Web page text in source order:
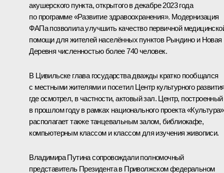
акушерского пункта, открытого в декабре 2023 года
по программе «Развитие здравоохранения». Модернизация
ФАПа позволила улучшить качество первичной
помощи для жителей населённых пунктов Рындино и Новая
Деревня численностью более 740 человек.
В Цивильске глава государства дважды кратко пообщался
с местными жителями и посетил Центр культурного
где осмотрел, в частности, актовый зал. Центр, построенный
в прошлом году в рамках национального проекта
располагает также танцевальным залом, библиокафе,
компьютерным классом и классом для изучения живописи.
Владимира Путина сопровождали полномочный
представитель Президента в Приволжском федеральном